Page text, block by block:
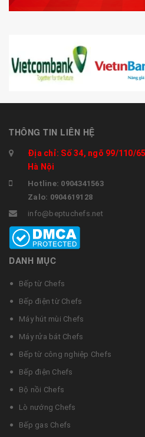
THÔNG TIN LIÊN HỆ
Địa chỉ: Số 34, ngõ 99/110/
Hà Nội
Hotline: 0904341563
Zalo: 0904619128
info@beptuchefs.net
DANH MỤC
Bếp từ Chefs
Bếp điện từ Chefs
Máy hút mùi Chefs
Máy rửa bát Chefs
Bếp từ công nghiệp Chefs
Bếp điện Chefs
Bộ nồi Chefs
Lò nướng Chefs
Bếp gas Chefs